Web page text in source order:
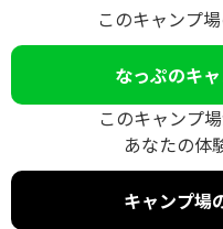
このキャンプ
なっぷのキ
このキャンプ
あなたの体
キャンプ場